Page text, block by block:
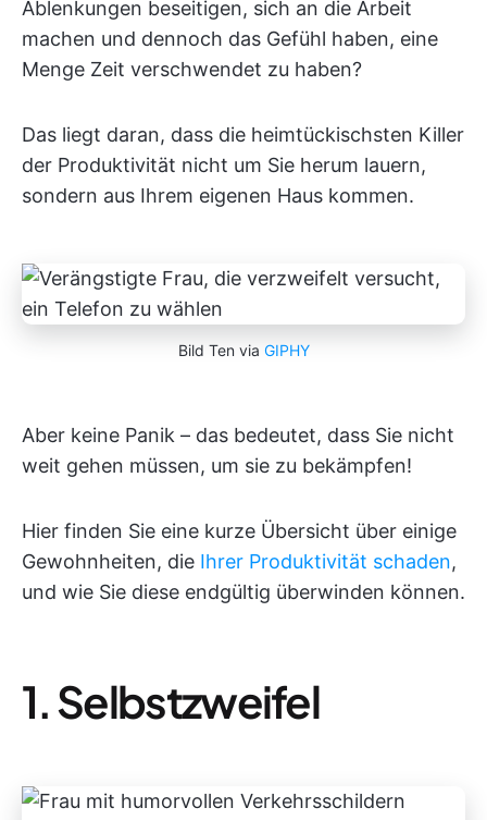
Ablenkungen beseitigen, sich an die Arbeit
machen und dennoch das Gefühl haben, eine
Menge Zeit verschwendet zu haben?
Das liegt daran, dass die heimtückischsten Killer
der Produktivität nicht um Sie herum lauern,
sondern aus Ihrem eigenen Haus kommen.
Bild Ten via GIPHY
Aber keine Panik – das bedeutet, dass Sie nicht
weit gehen müssen, um sie zu bekämpfen!
Hier finden Sie eine kurze Übersicht über einige
Gewohnheiten, die Ihrer Produktivität schaden,
und wie Sie diese endgültig überwinden können.
1. Selbstzweifel